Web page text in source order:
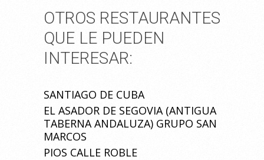
OTROS RESTAURANTES
QUE LE PUEDEN
INTERESAR:
SANTIAGO DE CUBA
EL ASADOR DE SEGOVIA (ANTIGUA
TABERNA ANDALUZA) GRUPO SAN
MARCOS
PIOS CALLE ROBLE